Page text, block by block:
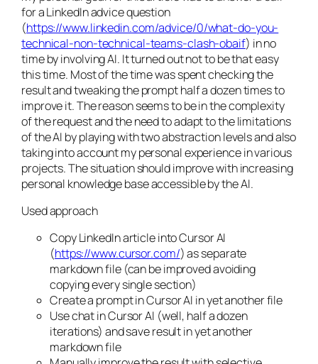
for a LinkedIn advice question
(https://www.linkedin.com/advice/0/what-do-you-
technical-non-technical-teams-clash-obaif) in no
time by involving AI. It turned out not to be that easy
this time. Most of the time was spent checking the
result and tweaking the prompt half a dozen times to
improve it. The reason seems to be in the complexity
of the request and the need to adapt to the limitations
of the AI by playing with two abstraction levels and also
taking into account my personal experience in various
projects. The situation should improve with increasing
personal knowledge base accessible by the AI.
Used approach
Copy LinkedIn article into Cursor AI
(https://www.cursor.com/) as separate
markdown file (can be improved avoiding
copying every single section)
Create a prompt in Cursor AI in yet another file
Use chat in Cursor AI (well, half a dozen
iterations) and save result in yet another
markdown file